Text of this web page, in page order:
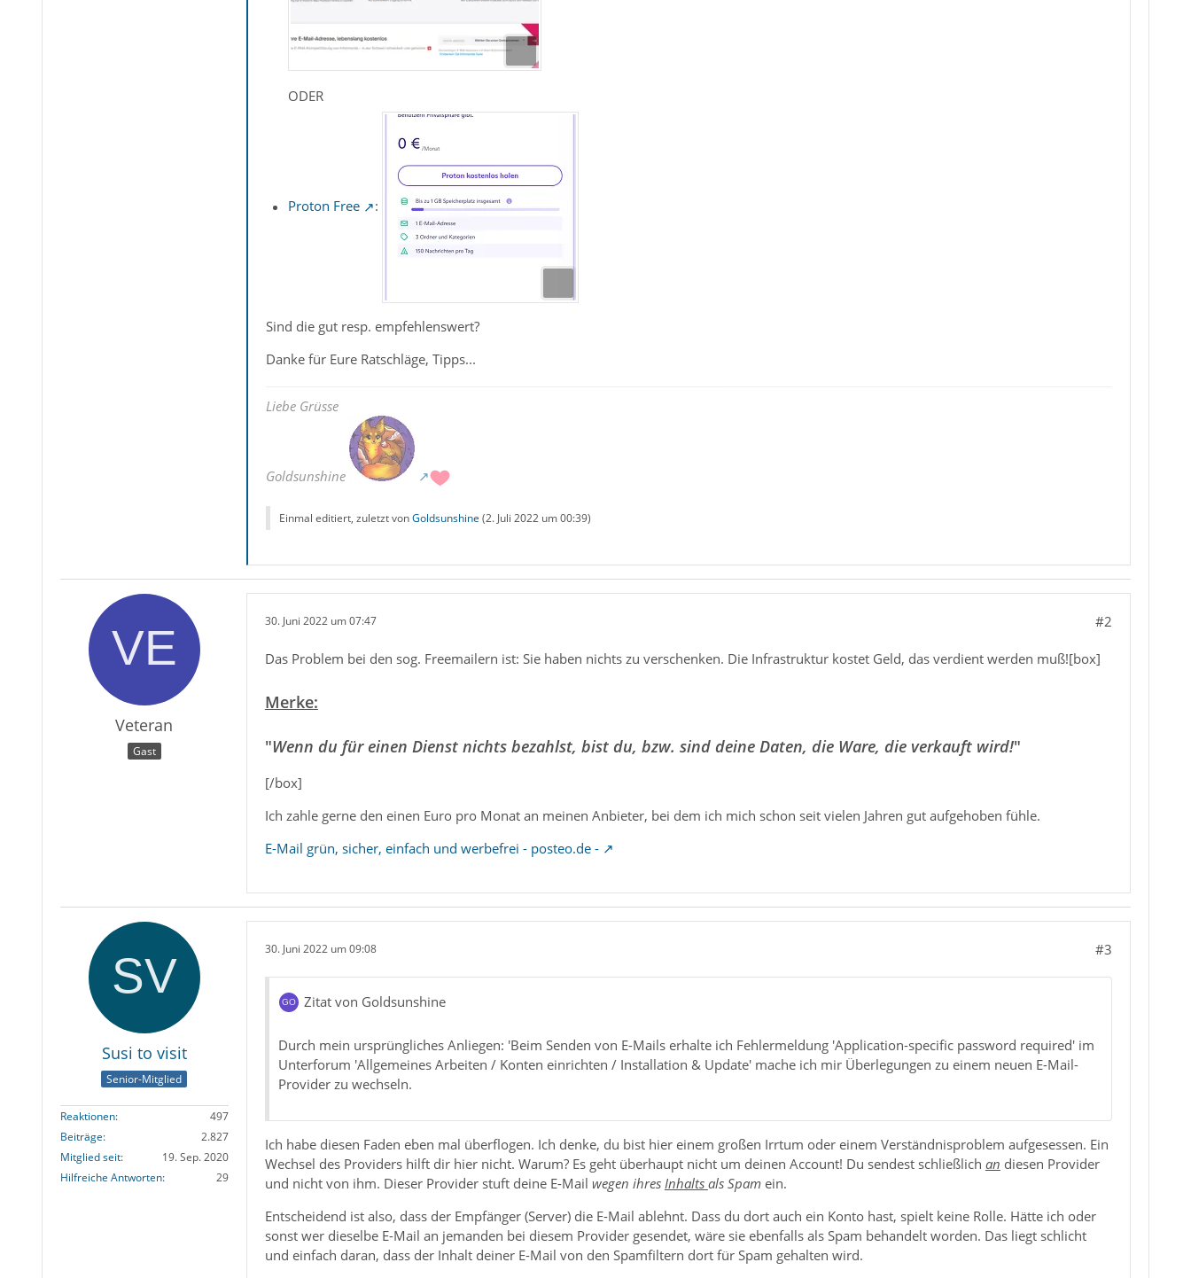
ODER
Proton Free :
Sind die gut resp. empfehlenswert?
Danke für Eure Ratschläge, Tipps...
Liebe Grüsse
Goldsunshine
Einmal editiert, zuletzt vonGoldsunshine (2. Juli 2022 um 00:39)
Veteran
Gast
30. Juni 2022 um 07:47 #2
Das Problem bei den sog. Freemailern ist: Sie haben nichts zu verschenken. Die Infrastruktur kostet Geld, das verdient werden muß![box]
Merke:
"Wenn du für einen Dienst nichts bezahlst, bist du, bzw. sind deine Daten, die Ware, die verkauft wird!"
[/box]
Ich zahle gerne den einen Euro pro Monat an meinen Anbieter, bei dem ich mich schon seit vielen Jahren gut aufgehoben fühle.
E-Mail grün, sicher, einfach und werbefrei - posteo.de -
Susi to visit
Senior-Mitglied
Reaktionen
497
Beiträge
2.827
Mitglied seit
19. Sep. 2020
Hilfreiche Antworten
29
30. Juni 2022 um 09:08 #3
Zitat von Goldsunshine
Durch mein ursprüngliches Anliegen: 'Beim Senden von E-Mails erhalte ich Fehlermeldung 'Application-specific password required' im
Unterforum 'Allgemeines Arbeiten / Konten einrichten / Installation & Update' mache ich mir Überlegungen zu einem neuen E-Mail-
Provider zu wechseln.
Ich habe diesen Faden eben mal überflogen. Ich denke, du bist hier einem großen Irrtum oder einem Verständnisproblem aufgesessen. Ein
Wechsel des Providers hilft dir hier nicht. Warum? Es geht überhaupt nicht um deinen Account! Du sendest schließlich an diesen Provider
und nicht von ihm. Dieser Provider stuft deine E-Mail wegen ihres Inhalts als Spamein.
Entscheidend ist also, dass der Empfänger (Server) die E-Mail ablehnt. Dass du dort auch ein Konto hast, spielt keine Rolle. Hätte ich oder
sonst wer dieselbe E-Mail an jemanden bei diesem Provider gesendet, wäre sie ebenfalls als Spam behandelt worden. Das liegt schlicht
und einfach daran, dass der Inhalt deiner E-Mail von den Spamfiltern dort für Spam gehalten wird.